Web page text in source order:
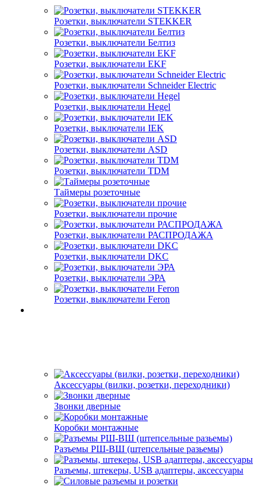
Розетки, выключатели STEKKER
Розетки, выключатели Белтиз
Розетки, выключатели EKF
Розетки, выключатели Schneider Electric
Розетки, выключатели Hegel
Розетки, выключатели IEK
Розетки, выключатели ASD
Розетки, выключатели TDM
Таймеры розеточные
Розетки, выключатели прочие
Розетки, выключатели РАСПРОДАЖА
Розетки, выключатели DKC
Розетки, выключатели ЭРА
Розетки, выключатели Feron
Аксессуары (вилки, розетки, переходники)
Звонки дверные
Коробки монтажные
Разъемы РШ-ВШ (штепсельные разьемы)
Разъемы, штекеры, USB адаптеры, аксессуары